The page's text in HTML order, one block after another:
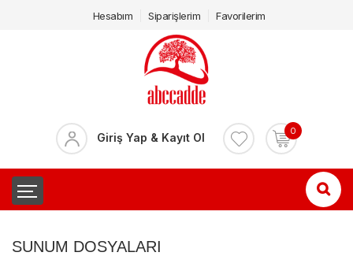
Hesabım Siparişlerim Favorilerim
Giriş Yap & Kayıt Ol 0
SUNUM DOSYALARI